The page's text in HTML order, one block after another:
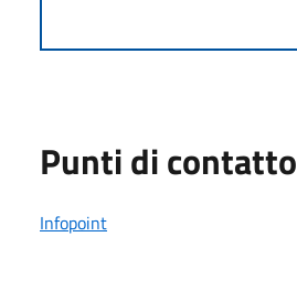
Punti di contatto
Infopoint